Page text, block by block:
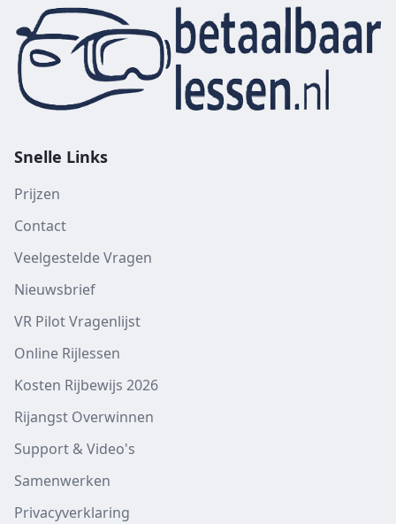
Snelle Links
Prijzen
Contact
Veelgestelde Vragen
Nieuwsbrief
VR Pilot Vragenlijst
Online Rijlessen
Kosten Rijbewijs 2026
Rijangst Overwinnen
Support & Video's
Samenwerken
Privacyverklaring